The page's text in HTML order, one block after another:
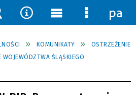
KOMUNIKATY
OSTRZEŻENIE
ŚLĄSKIEGO
Narzędzia
Menu
główne
Menu